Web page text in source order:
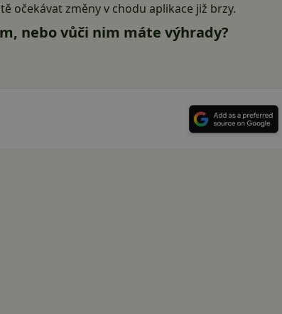
očekávat změny v chodu aplikace již brzy.
nebo vůči nim máte výhrady?